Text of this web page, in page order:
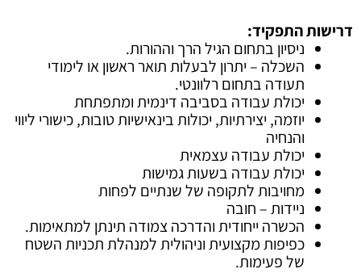
דרישות התפקיד:
ניסיון בתחום הגיל הרך וההורות.
השכלה – יתרון לבעלות תואר ראשון או לימודי
תעודה בתחום רלוונטי.
יכולת עבודה בסביבה דינמית ומתפתחת
יוזמה, יצירתיות, יכולות בינאישיות טובות, כישורי ליווי
והנחיה
יכולת עבודה עצמאית
יכולת עבודה בשעות גמישות
מחויבות לתקופה של שנתיים לפחות
ניידות – חובה
הכשרה ייחודית והדרכה צמודה תינתן למתאימות.
כפיפות מקצועית וניהולית למנהלת תכניות השטח
של פעימות.